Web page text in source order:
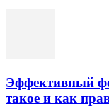
Эффективный
такое и как